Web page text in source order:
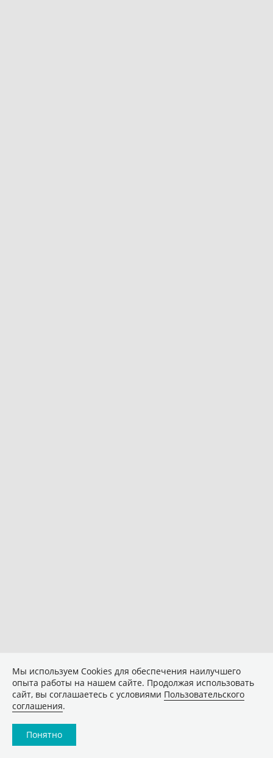
Мы используем Сookies для обеспечения наилучшего
опыта работы на нашем сайте. Продолжая использовать
сайт, вы соглашаетесь с условиями Пользовательского
соглашения.
Понятно